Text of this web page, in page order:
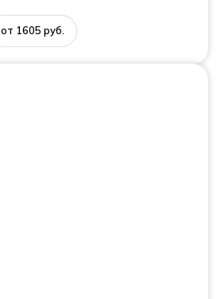
от 1605 руб.